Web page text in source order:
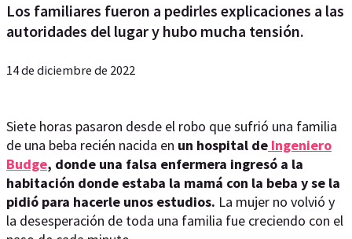
Los familiares fueron a pedirles explicaciones a las
autoridades del lugar y hubo mucha tensión.
14 de diciembre de 2022
Siete horas pasaron desde el robo que sufrió una familia
de una beba recién nacida en un hospital de Ingeniero
Budge, donde una falsa enfermera ingresó a la
habitación donde estaba la mamá con la beba y se la
pidió para hacerle unos estudios. La mujer no volvió y
la desesperación de toda una familia fue creciendo con el